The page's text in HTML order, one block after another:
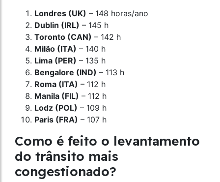
Londres (UK) – 148 horas/ano
Dublin (IRL) – 145 h
Toronto (CAN) – 142 h
Milão (ITA) – 140 h
Lima (PER) – 135 h
Bengalore (IND) – 113 h
Roma (ITA) – 112 h
Manila (FIL) – 112 h
Lodz (POL) – 109 h
Paris (FRA) – 107 h
Como é feito o levantamento
do trânsito mais
congestionado?